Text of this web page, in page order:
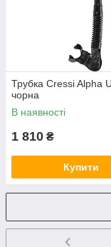
Трубка Cressi Alpha
чорна
В наявності
1 810 ₴
Купити